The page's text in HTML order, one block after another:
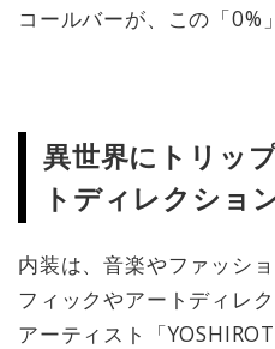
コールバーが、この「0%
異世界にトリッ
トディレクショ
内装は、音楽やファッシ
フィックやアートディレ
アーティスト「